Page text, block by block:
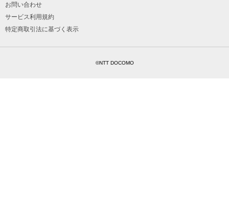
お問い合わせ
サービス利用規約
特定商取引法に基づく表示
©NTT DOCOMO